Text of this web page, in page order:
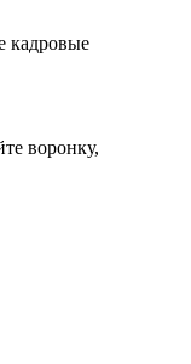
кадровые
воронку,